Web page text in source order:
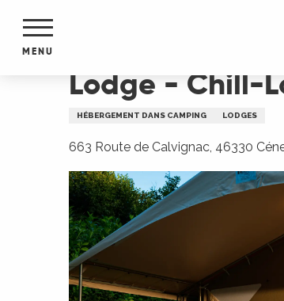
contenu
MENU
Lodge - Chill-
HÉBERGEMENT DANS CAMPING LODGES
663 Route de Calvignac, 46330